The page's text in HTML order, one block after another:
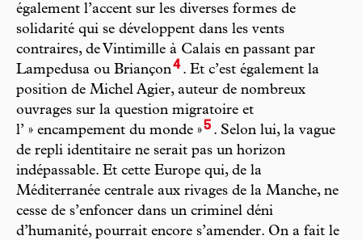
également l’accent sur les diverses formes de
solidarité qui se développent dans les vents
contraires, de Vintimille à Calais en passant par
Lampedusa ou Briançon4. Et c’est également la
position de Michel Agier, auteur de nombreux
ouvrages sur la question migratoire et
l’ » encampement du monde »5 . Selon lui, la vague
de repli identitaire ne serait pas un horizon
indépassable. Et cette Europe qui, de la
Méditerranée centrale aux rivages de la Manche, ne
cesse de s’enfoncer dans un criminel déni
d’humanité, pourrait encore s’amender. On a fait le